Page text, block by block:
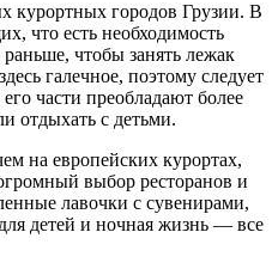
курортных городов Грузии. В
что есть необходимость
чтобы занять лежак
галечное, поэтому следует
части преобладают более
отдыхать с детьми.
на европейских курортах,
выбор ресторанов и
лавочки с сувенирами,
детей и ночная жизнь — все